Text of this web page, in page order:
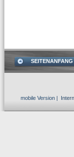
SEITENANFANG
mobile Version|